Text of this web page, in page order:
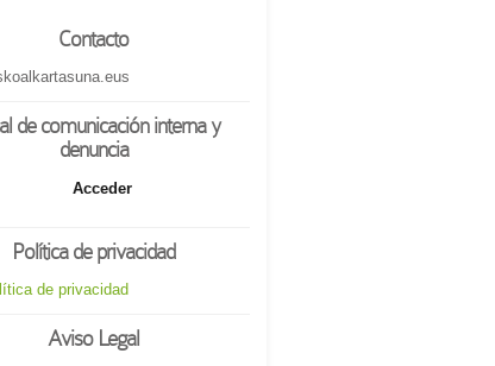
Contacto
de comunicación interna y
denuncia
Acceder
Política de privacidad
de privacidad
Aviso Legal